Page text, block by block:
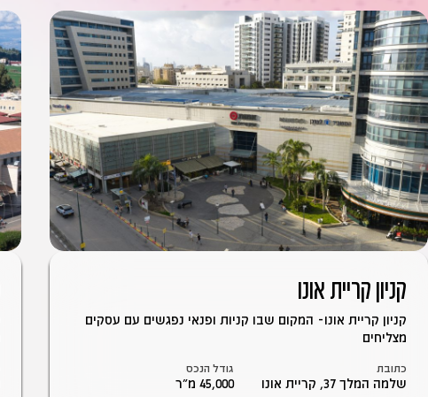
קניון קריית אונו
קניון קריית אונו- המקום שבו קניות ופנאי נפגשים עם עסקים
מצליחים
כתובת
שלמה המלך 37, קריית אונו
גודל הנכס
45,000 מ״ר